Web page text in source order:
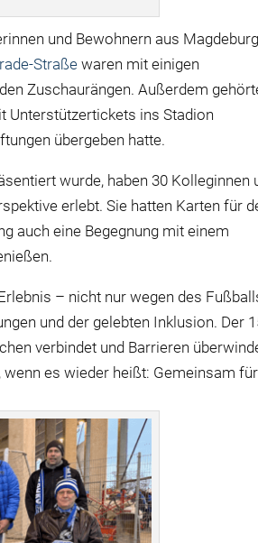
und Bewohnern aus
Straße waren mit einigen
Zuschaurängen. Außerdem
Unterstützertickets ins Stadion
übergeben hatte.
wurde, haben 30 Kolleginnen
erlebt. Sie hatten Karten für
auch eine Begegnung mit einem
– nicht nur wegen des
und der gelebten Inklusion. Der
verbindet und Barrieren
es wieder heißt: Gemeinsam für